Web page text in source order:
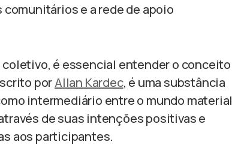
e a rede de apoio
é essencial entender o conceito
porAllan Kardec, é uma substância
intermediário entre o mundo material
de suas intenções positivas e
aos participantes.